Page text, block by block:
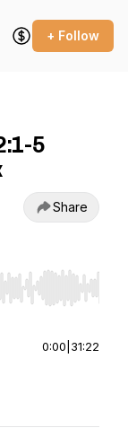
+ Follow
5
Share
End to jump to
0:00 31:22